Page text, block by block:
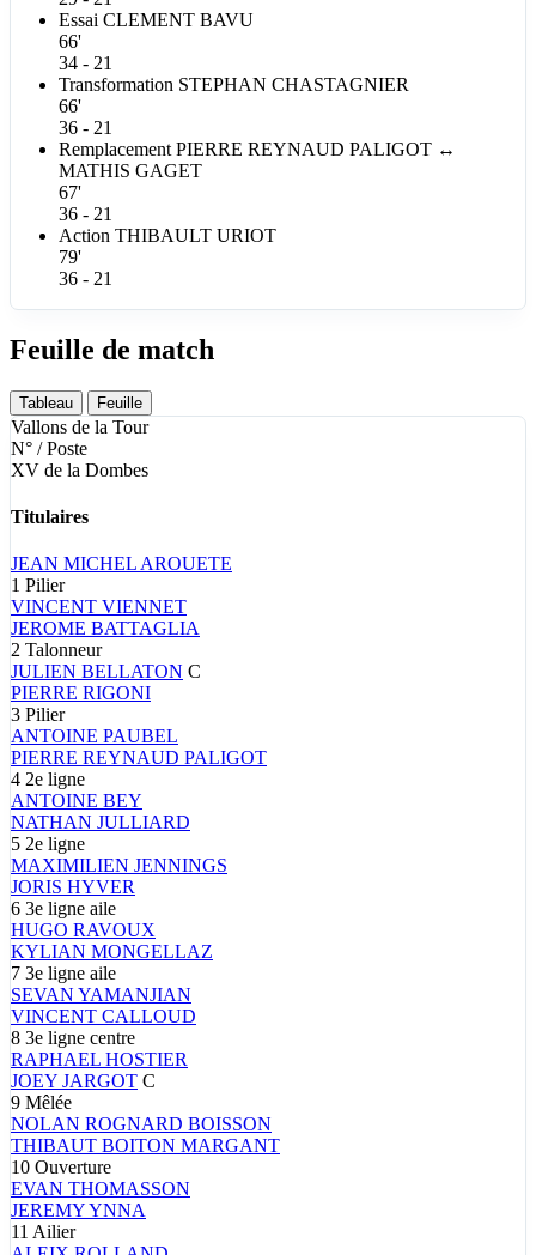
Essai CLEMENT BAVU
66'
34 - 21
Transformation STEPHAN CHASTAGNIER
66'
36 - 21
Remplacement PIERRE REYNAUD PALIGOT ↔
MATHIS GAGET
67'
36 - 21
Action THIBAULT URIOT
79'
36 - 21
Feuille de match
Tableau Feuille
Vallons de la Tour
N° / Poste
XV de la Dombes
Titulaires
JEAN MICHEL AROUETE
1 Pilier
VINCENT VIENNET
JEROME BATTAGLIA
2 Talonneur
JULIEN BELLATON C
PIERRE RIGONI
3 Pilier
ANTOINE PAUBEL
PIERRE REYNAUD PALIGOT
4 2e ligne
ANTOINE BEY
NATHAN JULLIARD
5 2e ligne
MAXIMILIEN JENNINGS
JORIS HYVER
6 3e ligne aile
HUGO RAVOUX
KYLIAN MONGELLAZ
7 3e ligne aile
SEVAN YAMANJIAN
VINCENT CALLOUD
8 3e ligne centre
RAPHAEL HOSTIER
JOEY JARGOT C
9 Mêlée
NOLAN ROGNARD BOISSON
THIBAUT BOITON MARGANT
10 Ouverture
EVAN THOMASSON
JEREMYYNNA
11 Ailier